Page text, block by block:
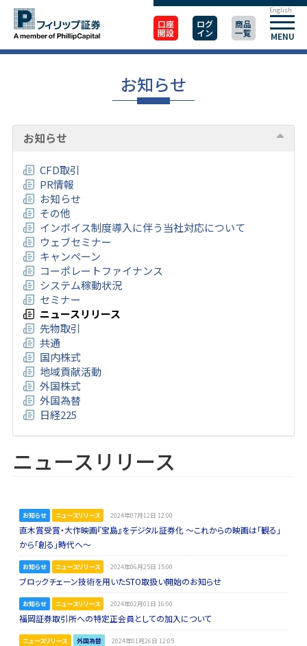
口座
開設
ログ
イン
商品
一覧 MENU
English
お知らせ
お知らせ
CFD取引
PR情報
お知らせ
その他
インボイス制度導入に伴う当社対応について
ウェブセミナー
キャンペーン
コーポレートファイナンス
システム稼動状況
セミナー
ニュースリリース
先物取引
共通
国内株式
地域貢献活動
外国株式
外国為替
日経225
ニュースリリース
お知らせ ニュースリリース 2024年07月12日 12:00
直木賞受賞・大作映画『宝島』をデジタル証券化 ～これからの映画は「観る」
から「創る」時代へ～
お知らせ ニュースリリース 2024年06月25日 15:00
ブロックチェーン技術を用いたSTO取扱い開始のお知らせ
お知らせ ニュースリリース 2024年02月01日 16:00
福岡証券取引所への特定正会員としての加入について
ニュースリリース 外国為替 2024年01月26日 12:05